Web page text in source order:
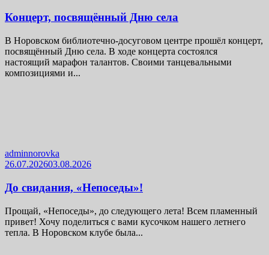
Концерт, посвящённый Дню села
В Норовском библиотечно-досуговом центре прошёл концерт,
посвящённый Дню села. В ходе концерта состоялся
настоящий марафон талантов. Своими танцевальными
композициями и...
adminnorovka
26.07.202603.08.2026
До свидания, «Непоседы»!
Прощай, «Непоседы», до следующего лета! Всем пламенный
привет! Хочу поделиться с вами кусочком нашего летнего
тепла. В Норовском клубе была...